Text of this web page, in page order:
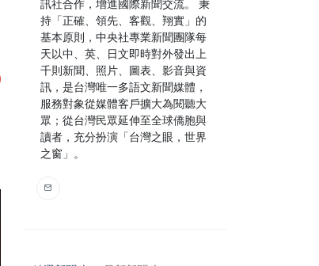
訊社合作，增進國際新聞交流。 秉
持「正確、領先、客觀、翔實」的
基本原則，中央社專業新聞團隊每
天以中、英、日文即時對外發出上
千則新聞、照片、圖表、影音與資
訊，是台灣唯一多語文新聞媒體，
服務對象從媒體客戶擴大為閱聽大
眾；從台灣民眾延伸至全球僑胞與
讀者，充分扮演「台灣之眼，世界
之窗」。